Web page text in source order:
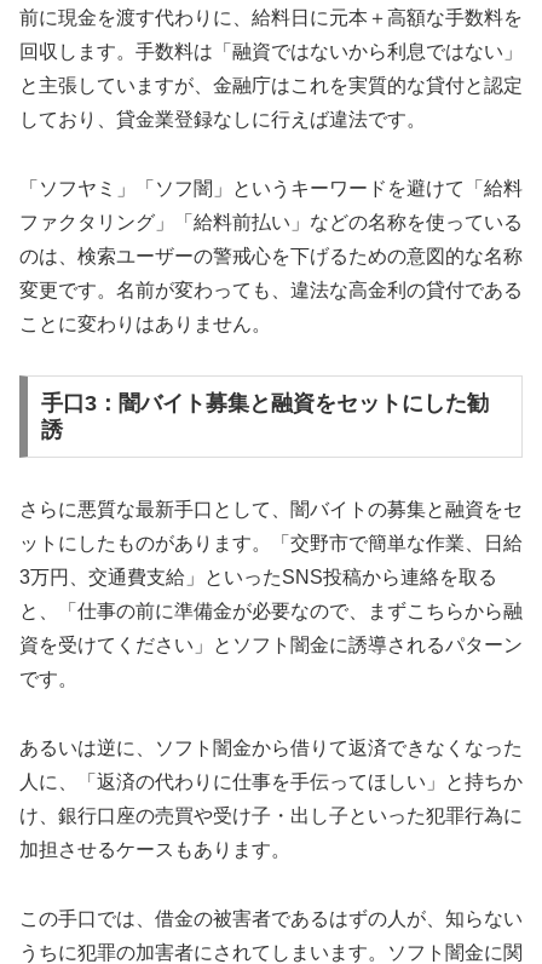
前に現金を渡す代わりに、給料日に元本＋高額な手数料を
回収します。手数料は「融資ではないから利息ではない」
と主張していますが、金融庁はこれを実質的な貸付と認定
しており、貸金業登録なしに行えば違法です。
「ソフヤミ」「ソフ闇」というキーワードを避けて「給料
ファクタリング」「給料前払い」などの名称を使っている
のは、検索ユーザーの警戒心を下げるための意図的な名称
変更です。名前が変わっても、違法な高金利の貸付である
ことに変わりはありません。
手口3：闇バイト募集と融資をセットにした勧
誘
さらに悪質な最新手口として、闇バイトの募集と融資をセ
ットにしたものがあります。「交野市で簡単な作業、日給
3万円、交通費支給」といったSNS投稿から連絡を取る
と、「仕事の前に準備金が必要なので、まずこちらから融
資を受けてください」とソフト闇金に誘導されるパターン
です。
あるいは逆に、ソフト闇金から借りて返済できなくなった
人に、「返済の代わりに仕事を手伝ってほしい」と持ちか
け、銀行口座の売買や受け子・出し子といった犯罪行為に
加担させるケースもあります。
この手口では、借金の被害者であるはずの人が、知らない
うちに犯罪の加害者にされてしまいます。ソフト闇金に関